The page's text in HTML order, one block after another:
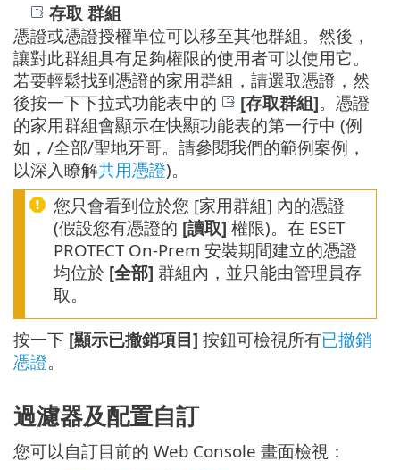
存取 群組
憑證或憑證授權單位可以移至其他群組。然後，
讓對此群組具有足夠權限的使用者可以使用它。
若要輕鬆找到憑證的家用群組，請選取憑證，然
後按一下下拉式功能表中的
[存取群組]。憑證
的家用群組會顯示在快顯功能表的第一行中 (例
如，/全部/聖地牙哥。請參閱我們的範例案例，
以深入瞭解共用憑證)。
您只會看到位於您 [家用群組] 內的憑證
(假設您有憑證的 [讀取] 權限)。在 ESET
PROTECT On-Prem 安裝期間建立的憑證
均位於 [全部] 群組內，並只能由管理員存
取。
按一下 [顯示已撤銷項目] 按鈕可檢視所有已撤銷
憑證。
過濾器及配置自訂
您可以自訂目前的 Web Console 畫面檢視：